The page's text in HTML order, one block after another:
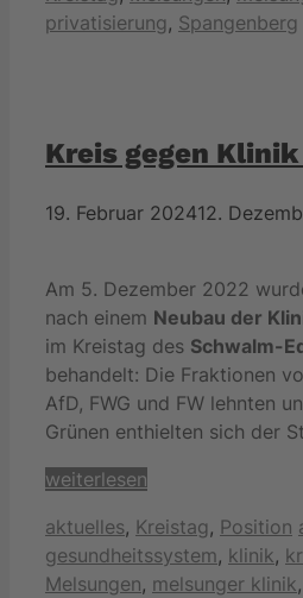
privatisierung, Spangenberg
Kreis gegen
19. Februar 202412.
Am 5. Dezember 2022
nach einem Neubau der
im Kreistag des Schwalm-
behandelt: Die Fraktionen
AfD, FWG und FW lehnten
Grünen enthielten sich der
weiterlesen
Kategorien
aktuelles, Kreistag, Position
gesundheitssystem, klinik,
Melsungen, melsunger klinik,